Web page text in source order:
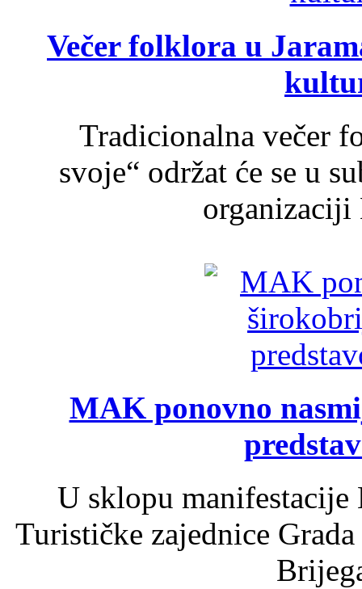
Večer folklora u
Tradicionalna večer
svoje“ održat će se u
organizaciji
MAK ponovno
U sklopu
Turističke zajednice